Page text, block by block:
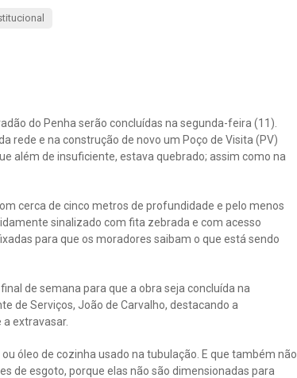
do Penha serão concluídas na segunda-feira (11).
rede e na construção de novo um Poço de Visita (PV)
além de insuficiente, estava quebrado; assim como na
cerca de cinco metros de profundidade e pelo menos
sinalizado com fita zebrada e com acesso
para que os moradores saibam o que está sendo
de semana para que a obra seja concluída na
de Serviços, João de Carvalho, destacando a
extravasar.
óleo de cozinha usado na tubulação. E que também não
de esgoto, porque elas não são dimensionadas para